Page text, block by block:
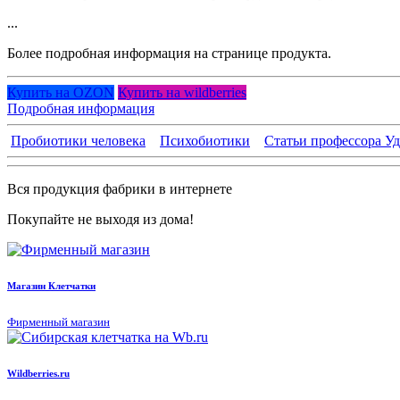
...
Более подробная информация на странице продукта.
Купить на OZON Купить на wildberries
Подробная информация
Пробиотики человека Психобиотики Статьи профессора
Вся продукция фабрики в интернете
Покупайте не выходя из дома!
Магазин Клетчатки
Фирменный магазин
Wildberries.ru